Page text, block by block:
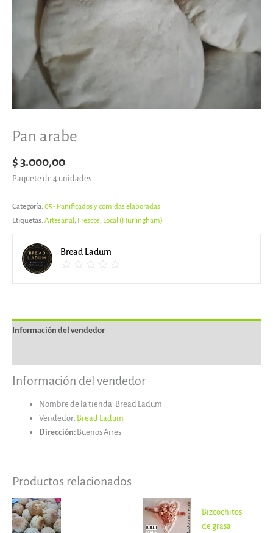
Pan arabe
$3.000,00
Paquete de 4 unidades
Categoría: 05 - Panificados y comidas elaboradas
Etiquetas: Artesanal, Frescos, Local (Hurlingham)
Bread Ladum
Información del vendedor
Información del vendedor
Nombre de la tienda: Bread Ladum
Vendedor: Bread Ladum
Dirección: Buenos Aires
Productos relacionados
Bizcochitos
de grasa
de